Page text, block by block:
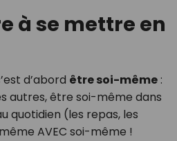
à se mettre en
d’abord être soi-même:
autres, être soi-même dans
quotidien (les repas, les
AVEC soi-même !